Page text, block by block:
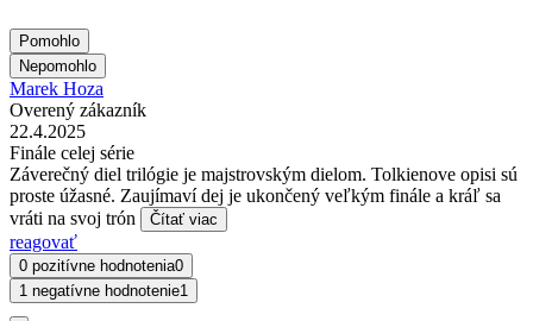
Pomohlo
Nepomohlo
Marek Hoza
Overený zákazník
22.4.2025
Finále celej série
Záverečný diel trilógie je majstrovským dielom. Tolkienove opisi sú
proste úžasné. Zaujímaví dej je ukončený veľkým finále a kráľ sa
vráti na svoj trón
Čítať viac
reagovať
0 pozitívne hodnotenia0
1 negatívne hodnotenie1